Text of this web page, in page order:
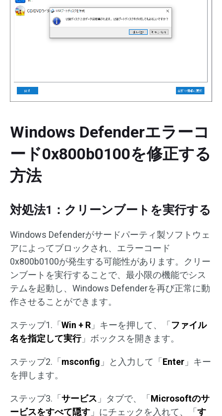
Windows Defenderエラーコ
ード0x800b0100を修正する
方法
対処法1：クリーンブートを実行する
Windows Defenderがサードパーティ製ソフトウェ
アによってブロックされ、エラーコード
0x800b0100が発生する可能性があります。クリー
ンブートを実行することで、最小限の機能でシス
テムを起動し、Windows Defenderを再び正常に動
作させることができます。
ステップ1.「 Win + R 」キーを押して、「 ファイル
名を指定して実行」ボックスを開きます。
ステップ2.「 msconfig 」と入力して「 Enter 」キー
を押します。
ステップ3.「 サービス 」タブで、「 Microsoftのサ
ービスをすべて隠す 」にチェックを入れて、「 す